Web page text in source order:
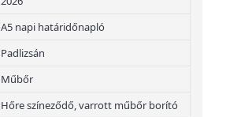
A5 napi határidőnapló
Padlizsán
Műbőr
Hőre színeződő, varrott műbőr borító